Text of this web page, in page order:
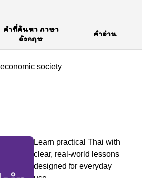
คำที่ค้นหา ภาษา
อังกฤษ
คำอ่าน
economic society
Learn practical Thai with
clear, real-world lessons
designed for everyday